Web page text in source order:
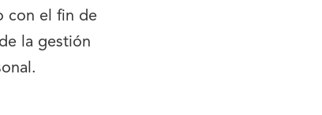
con el fin de
la gestión